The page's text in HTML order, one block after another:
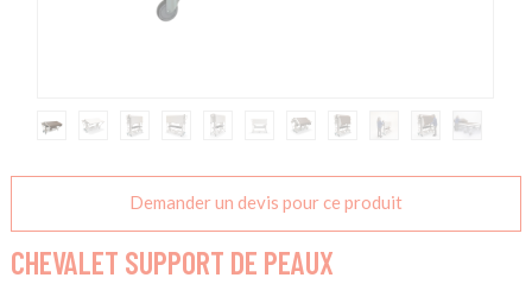
Demander un devis pour ce produit
CHEVALET SUPPORT DE PEAUX